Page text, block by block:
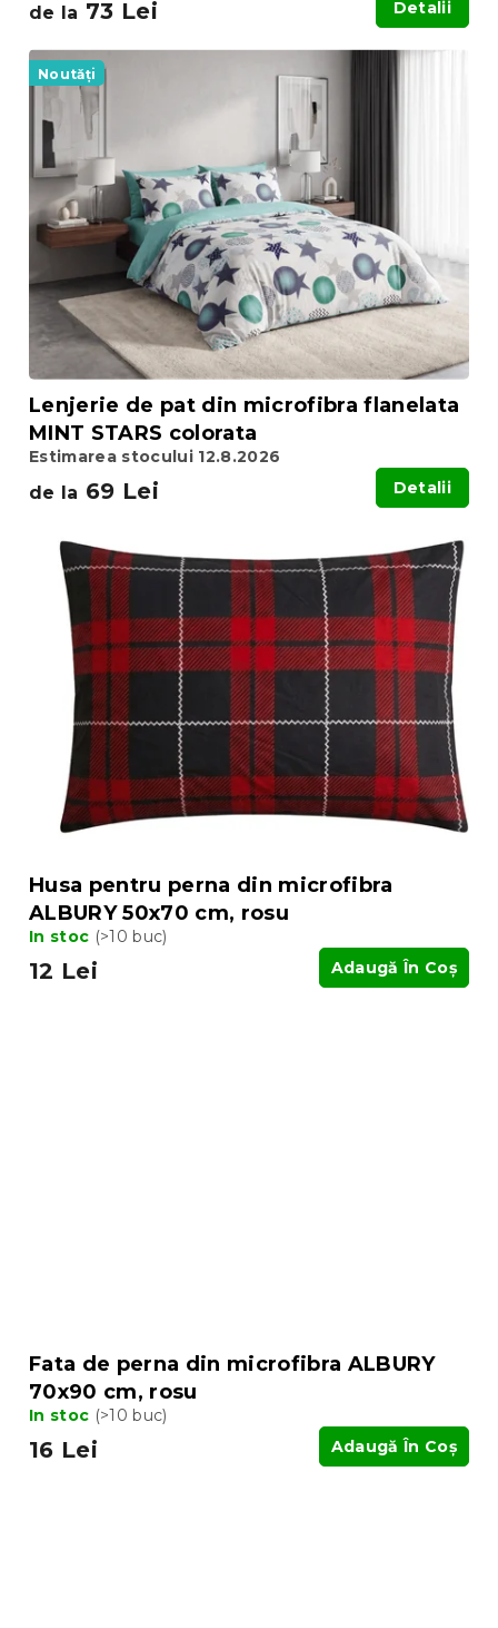
de la 73 Lei Detalii
Noutăți
Lenjerie de pat din microfibra flanelata
MINT STARS colorata
Estimarea stocului 12.8.2026
de la 69 Lei Detalii
Husa pentru perna din microfibra
ALBURY 50x70 cm, rosu
In stoc (>10 buc)
12 Lei Adaugă În Coş
Fata de perna din microfibra ALBURY
70x90 cm, rosu
In stoc (>10 buc)
16 Lei Adaugă În Coş